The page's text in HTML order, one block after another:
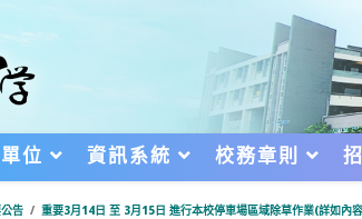
位 資訊系統 校務章則
告 / 重要3月14日 至 3月15日 進行本校停車場區域除草作業(詳如內